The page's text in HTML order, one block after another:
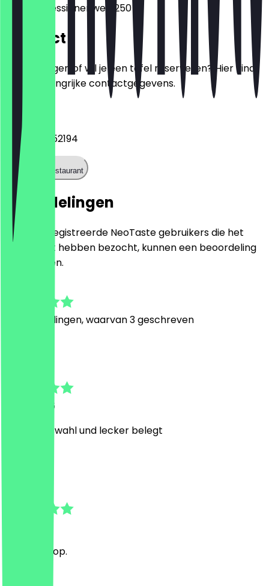
Kronprinzessinnenweg 250
Contact
Heb je vragen of wil je een tafel reserveren? Hier vind
je alle belangrijke contactgegevens.
Telefoon
+493036752194
Bel het restaurant
Beoordelingen
Alleen geregistreerde NeoTaste gebruikers die het
restaurant hebben bezocht, kunnen een beoordeling
achterlaten.
Beoordelingen, waarvan 3 geschreven
28 juli 2026
Große Auswahl und lecker belegt
Superb Shop.